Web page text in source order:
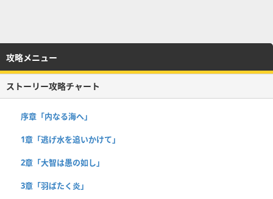
攻略メニュー
ストーリー攻略チャート
序章「内なる海へ」
1章「逃げ水を追いかけて」
2章「大智は愚の如し」
3章「羽ばたく炎」